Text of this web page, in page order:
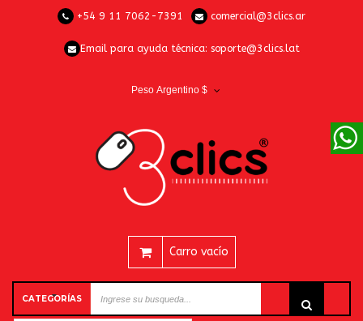
+54 9 11 7062-7391 comercial@3clics.ar
Email para ayuda técnica: soporte@3clics.lat
Peso Argentino $
Carro vacío
CATEGORÍAS